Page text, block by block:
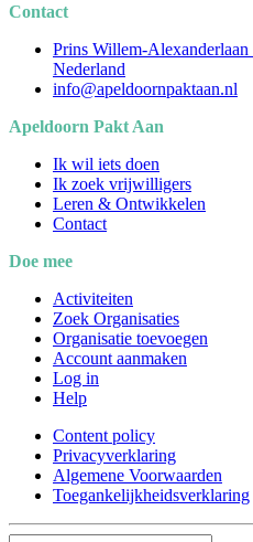
Contact
Prins Willem-
Nederland
info@apeldoornpaktaan.nl
Apeldoorn Pakt Aan
Ik wil iets doen
Ik zoek vrijwilligers
Leren & Ontwikkelen
Contact
Doe mee
Activiteiten
Zoek Organisaties
Organisatie toevoegen
Account aanmaken
Log in
Help
Content policy
Privacyverklaring
Algemene Voorwaarden
Toegankelijkheidsverklaring